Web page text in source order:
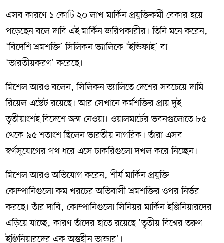
এসব কারণে ১ কোটি ২০ লাখ মার্কিন প্রযুক্তিকর্মী বেকার হয়ে
পড়েছেন বলে দাবি এই মার্কিন জরিপকারীর। তিনি মনে করেন,
‘বিদেশি শ্রমশক্তি’ সিলিকন ভ্যালিকে ‘ইন্ডিফাই’ বা
‘ভারতীয়করণ’ করেছে।
মিশেল আরও বলেন, সিলিকন ভ্যালিতে দেশের সবচেয়ে দামি
রিয়েল এস্টেট রয়েছে। আর সেখানে কর্মশক্তির প্রায় দুই-
তৃতীয়াংশই বিদেশে জন্ম নেওয়া। ওয়ালমার্টের ভবনগুলোতে ৮৫
থেকে ৯৫ শতাংশ ছিলেন ভারতীয় নাগরিক। তাঁরা এসব
স্বর্ণসুযোগের পথ ধরে এসে চাকরিগুলো দখল করে নিচ্ছেন।
মিশেল আরও অভিযোগ করেন, শীর্ষ মার্কিন প্রযুক্তি
কোম্পানিগুলো কম খরচের অভিবাসী শ্রমশক্তির ওপর নির্ভর
করছে। তাঁর দাবি, কোম্পানিগুলো সিনিয়র মার্কিন ইঞ্জিনিয়ারদের
এড়িয়ে যাচ্ছে, কারণ তাঁদের হাতে রয়েছে ‘তৃতীয় বিশ্বের তরুণ
ইঞ্জিনিয়ারদের এক অন্তহীন ভান্ডার’।